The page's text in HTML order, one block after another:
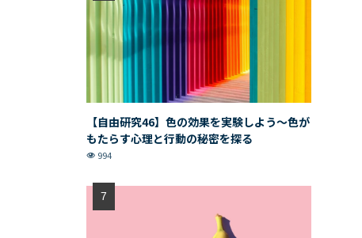
【自由研究46】色の効果を実験しよう〜色が
もたらす心理と行動の秘密を探る
994